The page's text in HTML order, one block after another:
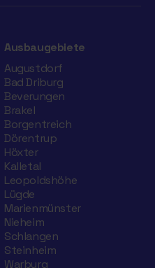
Ausbaugebiete
Augustdorf
Bad Driburg
Beverungen
Brakel
Borgentreich
Dörentrup
Höxter
Kalletal
Leopoldshöhe
Lügde
Marienmünster
Nieheim
Schlangen
Steinheim
Warburg